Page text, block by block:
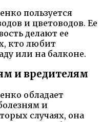
пользуется
и цветоводов. Ее
делают ее
кто любит
или на балконе.
и вредителям
обладает
и
случаях, она